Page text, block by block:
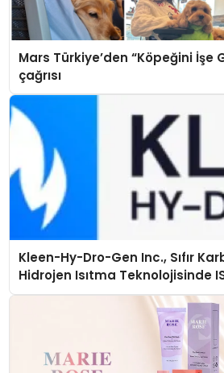
Mars Türkiye’den “Köpeğini İşe
çağrısı
Kleen-Hy-Dro-Gen Inc., Sıfır
Hidrojen Isıtma Teknolojisinde
Düzenleyici Onaylarını Aldı